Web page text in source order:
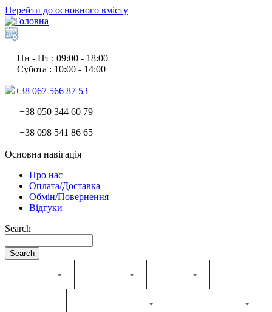
Перейти до основного вмісту
Пн - Пт : 09:00 - 18:00
Субота : 10:00 - 14:00
+38 067 566 87 53
+38 050 344 60 79
+38 098 541 86 65
Основна навігація
Про нас
Оплата/Доставка
Обмін/Повернення
Відгуки
Search
Search